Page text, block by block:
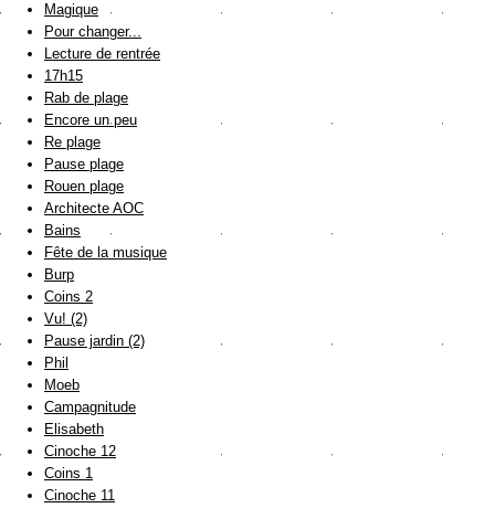
Magique
Pour changer...
Lecture de rentrée
17h15
Rab de plage
Encore un peu
Re plage
Pause plage
Rouen plage
Architecte AOC
Bains
Fête de la musique
Burp
Coins 2
Vu! (2)
Pause jardin (2)
Phil
Moeb
Campagnitude
Elisabeth
Cinoche 12
Coins 1
Cinoche 11